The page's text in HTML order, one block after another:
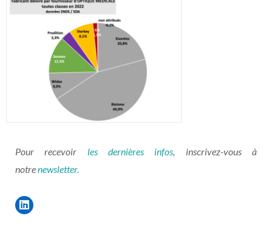
Pour recevoir les dernières infos, inscrivez-vous à
notrenewsletter.